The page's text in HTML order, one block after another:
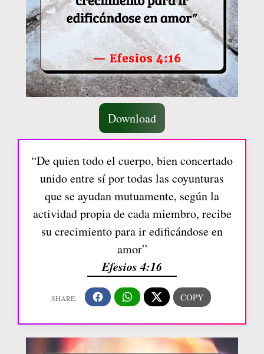
Download
“De quien todo el cuerpo, bien concertado
unido entre sí por todas las coyunturas
que se ayudan mutuamente, según la
actividad propia de cada miembro, recibe
su crecimiento para ir edificándose en
amor”
Efesios 4:16